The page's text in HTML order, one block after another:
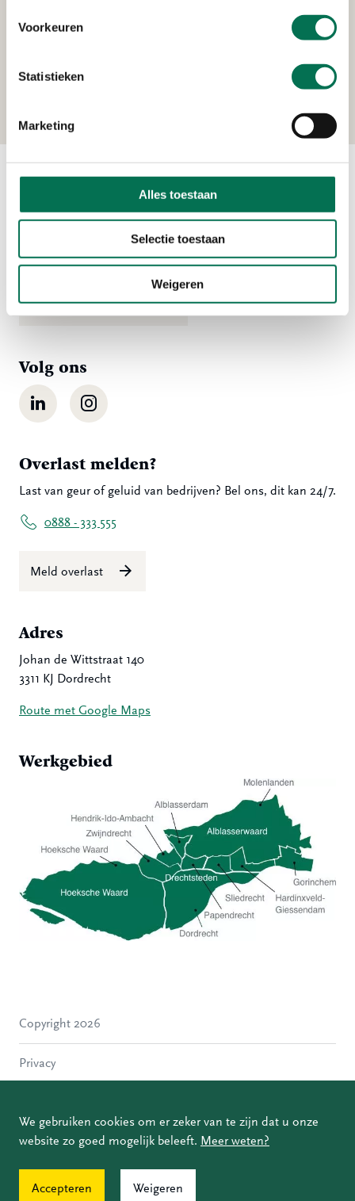
Voorkeuren
Statistieken
Marketing
Alles toestaan
Selectie toestaan
Weigeren
We gebruiken cookies om er zeker van te zijn dat u onze
website zo goed mogelijk beleeft. Meer weten?
Accepteren Weigeren
Ma t/m vr 08:00 tot 16:30 uur
078 - 770 85 85
Stuur ons een bericht
Volg ons
LinkedIn Instagram
Overlast melden?
Last van geur of geluid van bedrijven? Bel ons, dit kan 24/7.
0888 - 333 555
Meld overlast
Adres
Johan de Wittstraat 140
3311 KJ Dordrecht
Route met Google Maps
Werkgebied
Molenlanden
Papendrecht
Gorinchem
Copyright 2026
Privacy
Coordinated Vulnerability Disclosure